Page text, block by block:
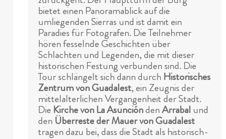
bietet einen Panoramablick auf die
umliegenden Sierras und ist damit ein
Paradies für Fotografen. Die Teilnehmer
hören fesselnde Geschichten über
Schlachten und Legenden, die mit dieser
historischen Festung verbunden sind. Die
Tour schlängelt sich dann durch Historisches
Zentrum von Guadalest, ein Zeugnis der
mittelalterlichen Vergangenheit der Stadt.
Die Kirche von La AsuncióndenArrabal und
den Überreste der Mauer von Guadalest
tragen dazu bei, dass die Stadt als historisch-